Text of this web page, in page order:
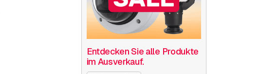
Entdecken Sie alle Produkte
im Ausverkauf.